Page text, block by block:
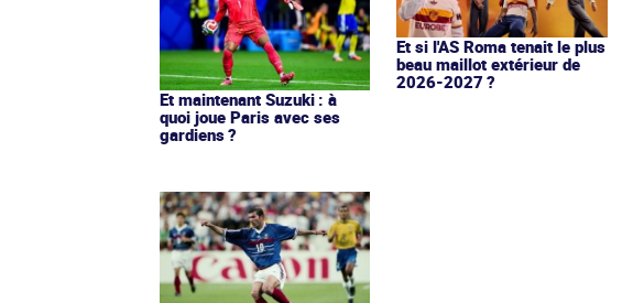
Et maintenant Suzuki : à
quoi joue Paris avec ses
gardiens ?
Et si l'AS Roma tenait le plus
beau maillot extérieur de
2026-2027 ?